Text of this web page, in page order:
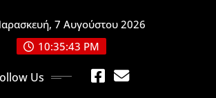
7 Αυγούστου 2026
10:35:45 PM
Us